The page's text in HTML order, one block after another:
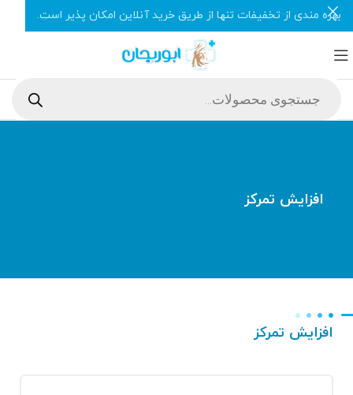
افزایش تمرکز
افزایش تمرکز
بهره مندی از تخفیفات تنها از طریق خرید آنلاین امکان پذیر است.